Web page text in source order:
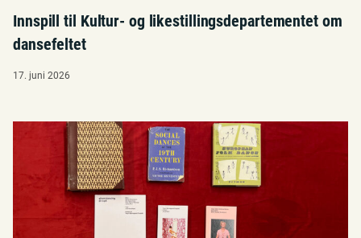
Innspill til Kultur- og likestillingsdepartementet om
dansefeltet
17. juni 2026